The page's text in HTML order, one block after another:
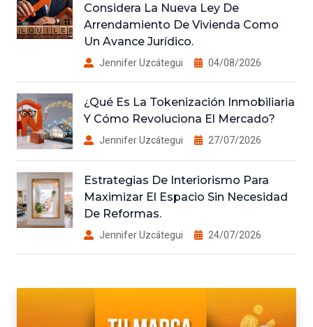
Considera La Nueva Ley De
Arrendamiento De Vivienda Como
Un Avance Jurídico.
Jennifer Uzcátegui 04/08/2026
¿Qué Es La Tokenización Inmobiliaria
Y Cómo Revoluciona El Mercado?
Jennifer Uzcátegui 27/07/2026
Estrategias De Interiorismo Para
Maximizar El Espacio Sin Necesidad
De Reformas.
Jennifer Uzcátegui 24/07/2026